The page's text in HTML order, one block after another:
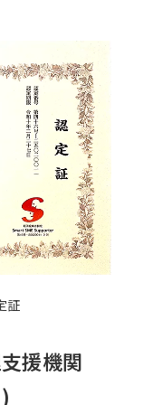
証
援機関